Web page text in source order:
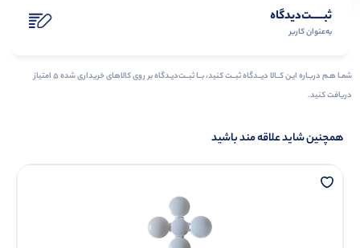
ثبـــــت‌دیدگاه
به‌عنوان کاربر
شمـا هـم دربـاره ایـن کــالا دیــدگاه ثبــت کنید، بــا ثبــت‌دیـدگاه بر روی کالاهای خریداری شده ۵ امتیاز
دریافت کنید.
همچنین شاید علاقه مند باشید